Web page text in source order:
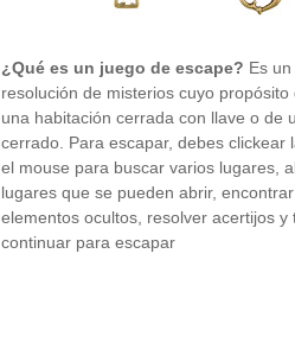
¿Qué es un juego de escape? Es
resolución de misterios cuyo propósito
una habitación cerrada con llave o de
cerrado. Para escapar, debes clickear
el mouse para buscar varios lugares,
lugares que se pueden abrir,
elementos ocultos, resolver acertijos y
continuar para escapar